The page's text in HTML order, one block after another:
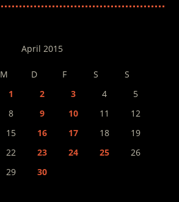
April 2015
M D F S
S
1
2 3 4
5
8 9 10 11
12
15 16 17 18
19
22 23 24 25
26
29
30